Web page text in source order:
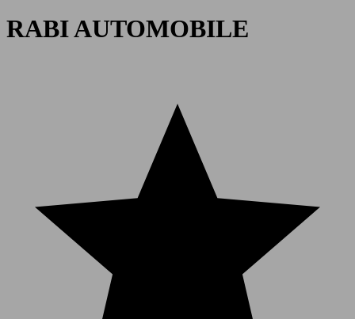
RABI AUTOMOBILE